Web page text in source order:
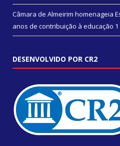
Câmara de Almeirim homenageia
anos de contribuição à educação
DESENVOLVIDO POR CR2